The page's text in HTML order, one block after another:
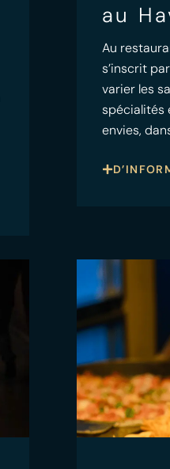
au
Au
s’inscrit
varier les
spécialités
envies,